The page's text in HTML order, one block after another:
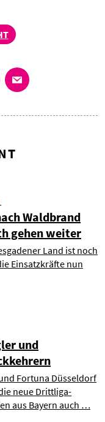
Waldbrand
gehen weiter
Land ist noch
Einsatzkräfte nun
und
Fortuna Düsseldorf
neue Drittliga-
aus Bayern auch …